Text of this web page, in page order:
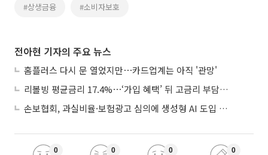
#상생금융 #소비자보호
전아현 기자의 주요 뉴스
홈플러스 다시 문 열었지만⋯카드업계는 아직 '관망'
리볼빙 평균금리 17.4%⋯‘가입 혜택’ 뒤 고금리 부담 주의
손보협회, 과실비율·보험광고 심의에 생성형 AI 도입 추진
0 0 0 0